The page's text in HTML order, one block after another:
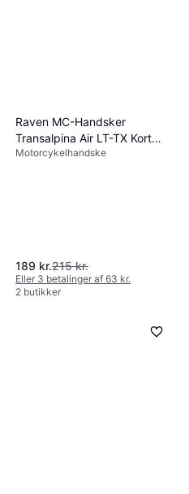
Raven MC-Handsker
Transalpina Air LT-TX Kort
Sort Dame
Motorcykelhandske
189 kr.215 kr.
Eller 3 betalinger af 63 kr.
2 butikker